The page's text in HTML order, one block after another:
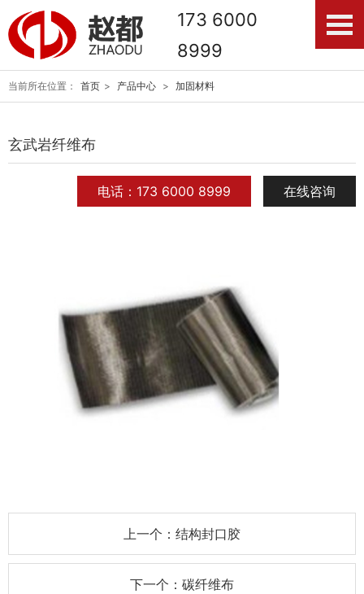
173 6000
8999
当前所在位置： 首页 > 产品中心 > 加固材料
玄武岩纤维布
在线咨询
电话：173 6000 8999
上一个：结构封口胶
下一个：碳纤维布